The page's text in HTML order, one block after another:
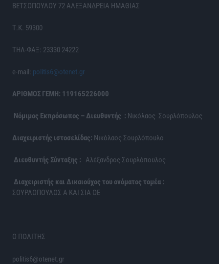
ΒΕΤΣΟΠΟΥΛΟΥ 72 ΑΛΕΞΑΝΔΡΕΙΑ ΗΜΑΘΙΑΣ
Τ.Κ. 59300
ΤΗΛ-ΦΑΞ: 23330 24222
e-mail: politis6@otenet.gr
ΑΡΙΘΜΟΣ ΓΕΜΗ: 119165226000
Νόμιμος Εκπρόσωπος – Διευθυντής : Νικόλαος Σουρλόπουλος
Διαχειριστής ιστοσελίδας: Νικόλαος Σουρλόπουλο
Διευθυντής Σύνταξης : Αλέξανδρος Σουρλόπουλος
Διαχειριστής και Δικαιούχος του ονόματος τομέα :
ΣΟΥΡΛΟΠΟΥΛΟΣ Α ΚΑΙ ΣΙΑ ΟΕ
Ο ΠΟΛΙΤΗΣ
politis6@otenet.gr